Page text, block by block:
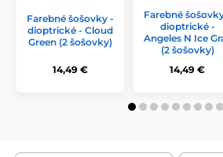
Farebné šošovky -
dioptrické - Cloud
Green (2 šošovky)
14,49 €
Farebné
dioptrické -
Angeles N Ice
(2 šošovky)
14,49 €